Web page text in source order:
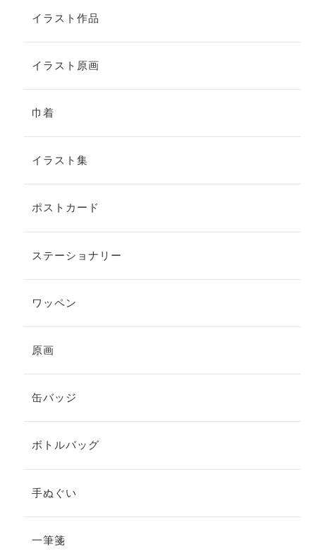
イラスト作品
イラスト原画
巾着
イラスト集
ポストカード
ステーショナリー
ワッペン
原画
缶バッジ
ボトルバッグ
手ぬぐい
一筆箋